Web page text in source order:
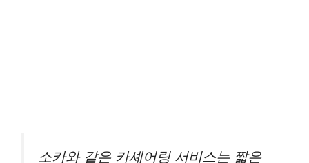
소카와 같은 카셰어링 서비스는 짧은